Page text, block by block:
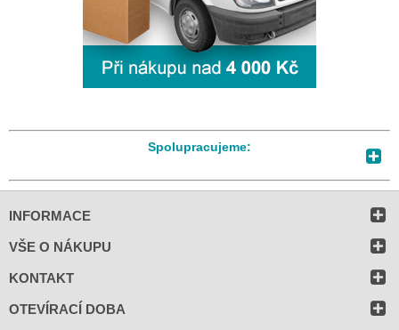
Spolupracujeme:
INFORMACE
VŠE O NÁKUPU
KONTAKT
OTEVÍRACÍ DOBA